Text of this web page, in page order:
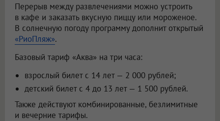
Перерыв между развлечениями можно устроить
в кафе и заказать вкусную пиццу или мороженое.
В солнечную погоду программу дополнит открытый
«РиоПляж».
Базовый тариф «Аква» на три часа:
взрослый билет с 14 лет — 2 000 рублей;
детский билет с 4 до 13 лет — 1 500 рублей.
Также действуют комбинированные, безлимитные
и вечерние тарифы.